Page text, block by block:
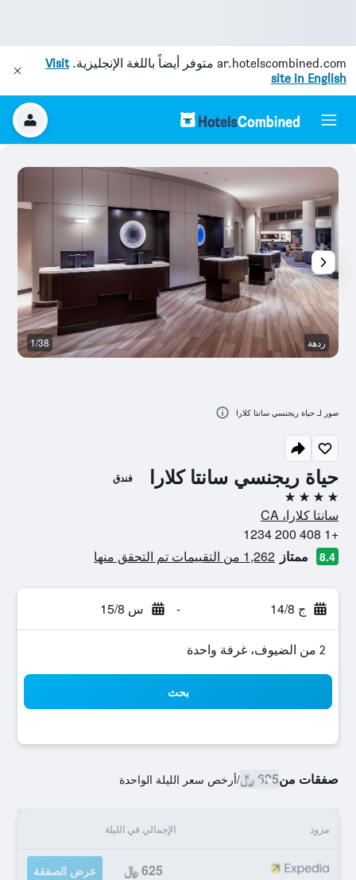
ar.hotelscombined.com متوفر أيضاً باللغة الإنجليزية.Visit
site in English
حياة ريجنسي سانتا كلارا فندق
4 نجوم
سانتا كلارا، CA
+1 408 200 1234
8.4 ممتاز 1,262 من التقييمات تم التحقق منها
ج 14/8 - س 15/8
2 من الضيوف، غرفة واحدة
بحث
صفقات من625 ﷼ /أرخص سعر الليلة الواحدة
مزود الإجمالي في الليلة
625 ﷼ عرض الصفقة
ردهة 1/38
صور لـ حياة ريجنسي سانتا كلارا